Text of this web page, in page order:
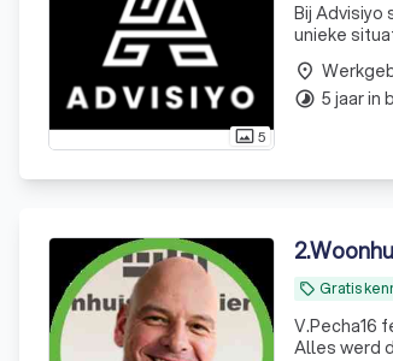
photo_size_select_actual5
Bij Advisiyo
unieke
place
timelapse 5 jaar in
2.
local_offer Gratis
V.Pecha16
Alles werd